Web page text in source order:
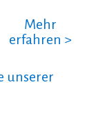
Mehr
erfahren >
unserer